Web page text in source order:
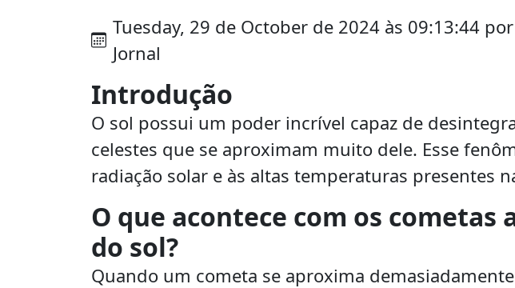
Tuesday, 29 de October de 2024 às 09:13:44
Jornal
Introdução
O sol possui um poder incrível capaz de
celestes que se aproximam muito dele. Esse
radiação solar e às altas temperaturas presentes
O que acontece com os cometas
do sol?
Quando um cometa se aproxima